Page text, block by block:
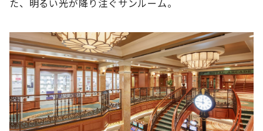
た、明るい光が降り注ぐサンルーム。